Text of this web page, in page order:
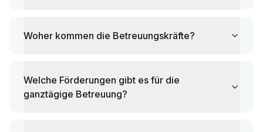
Woher kommen die Betreuungskräfte?
Welche Förderungen gibt es für die
ganztägige Betreuung?